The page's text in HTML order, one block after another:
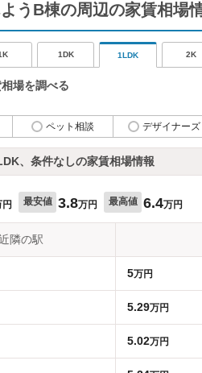
うB棟の周辺の家賃相場
1DK 1LDK 2K
場を調べる
ペット相談 デザイナーズ
、条件なしの家賃相場情報
円 最安値 3.8万円 最高値 6.4万円
隣の駅
5万円
5.29万円
5.02万円